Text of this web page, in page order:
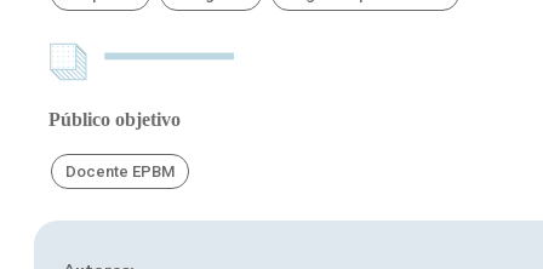
Público objetivo
Docente EPBM